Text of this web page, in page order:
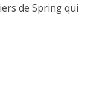
de Spring qui